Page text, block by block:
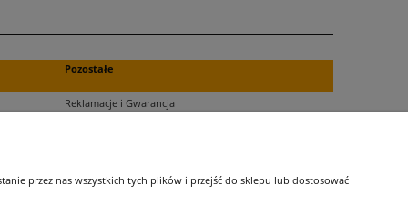
Pozostałe
Reklamacje i Gwarancja
przez nas wszystkich tych plików i przejść do sklepu lub dostosować